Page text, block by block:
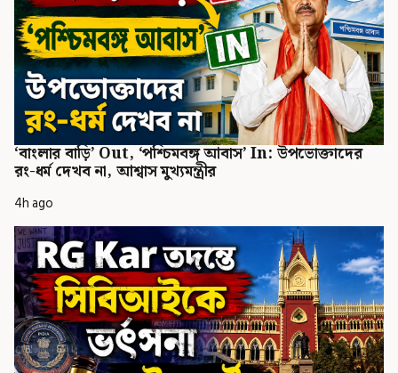
‘বাংলার বাড়ি’ Out, ‘পশ্চিমবঙ্গ আবাস’ In: উপভোক্তাদের
রং-ধর্ম দেখব না, আশ্বাস মুখ্যমন্ত্রীর
4h ago